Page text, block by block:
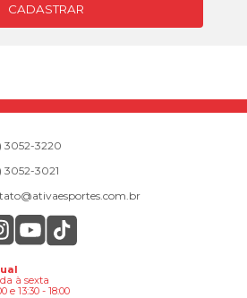
CADASTRAR
3052-3220
3052-3021
à sexta
e 13:30 - 18:00